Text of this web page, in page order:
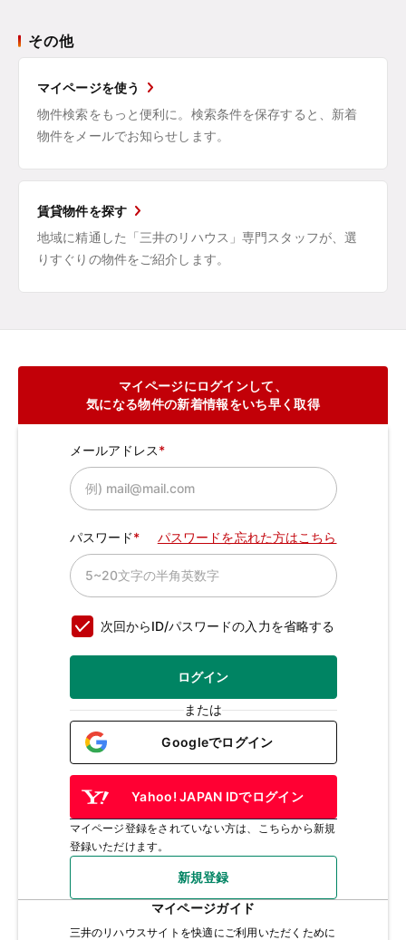
その他
マイページを使う
物件検索をもっと便利に。検索条件を保存すると、新着
物件をメールでお知らせします。
賃貸物件を探す
地域に精通した「三井のリハウス」専門スタッフが、選
りすぐりの物件をご紹介します。
マイページにログインして、
気になる物件の新着情報をいち早く取得
メールアドレス
パスワード パスワードを忘れた方はこちら
次回からID/パスワードの入力を省略する
ログイン
または
Googleでログイン
Yahoo! JAPAN IDでログイン
マイページ登録をされていない方は、こちらから新規
登録いただけます。
新規登録
マイページガイド
三井のリハウスサイトを快適にご利用いただくために